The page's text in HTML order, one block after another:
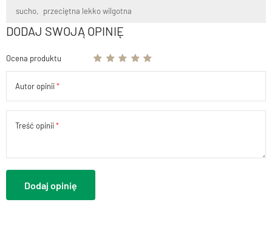
sucho przeciętna lekko wilgotna
DODAJ SWOJĄ OPINIĘ
Ocena produktu
Autor opinii
Treść opinii
Dodaj opinię